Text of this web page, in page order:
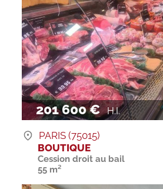
201 600 € H.I.
PARIS (75015)
BOUTIQUE
Cession droit au bail
55 m²